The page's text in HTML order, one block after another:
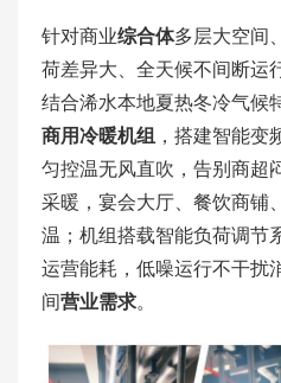
针对商业综合体多层大空间
荷差异大、全天候不间断运
结合浠水本地夏热冬冷气候
商用冷暖机组 ，搭建智能变
匀控温无风直吹，告别商超
采暖，宴会大厅、餐饮商铺
温；机组搭载智能负荷调节
运营能耗，低噪运行不干扰
间营业需求。